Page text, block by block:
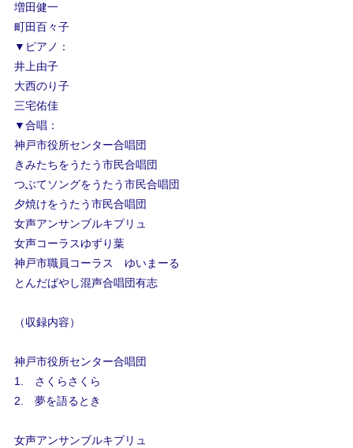
増田健一
町田百々子
▼ピアノ：
井上由子
大西のり子
三宅佑佳
▼合唱：
神戸市役所センター合唱団
きみたちをうたう市民合唱団
つぶてソングをうたう市民合唱団
夕焼けをうたう市民合唱団
女声アンサンブルキプリュ
女声コーラスゆずり葉
神戸市職員コーラス ゆいまーる
とんだばやし混声合唱団有志
（収録内容）
神戸市役所センター合唱団
1. さくらさくら
2. 夢を語るとき
女声アンサンブルキプリュ